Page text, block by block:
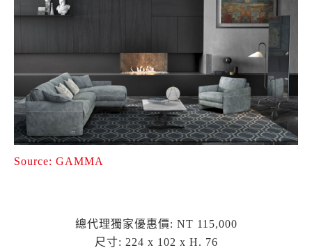
Source: GAMMA
總代理獨家優惠價: NT 115,000
尺寸: 224 x 102 x H. 76